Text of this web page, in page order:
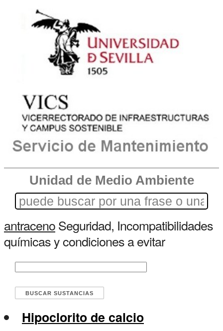
Unidad de Medio Ambiente
antracenoSeguridad, Incompatibilidades
químicas y condiciones a evitar
Hipoclorito de calcio